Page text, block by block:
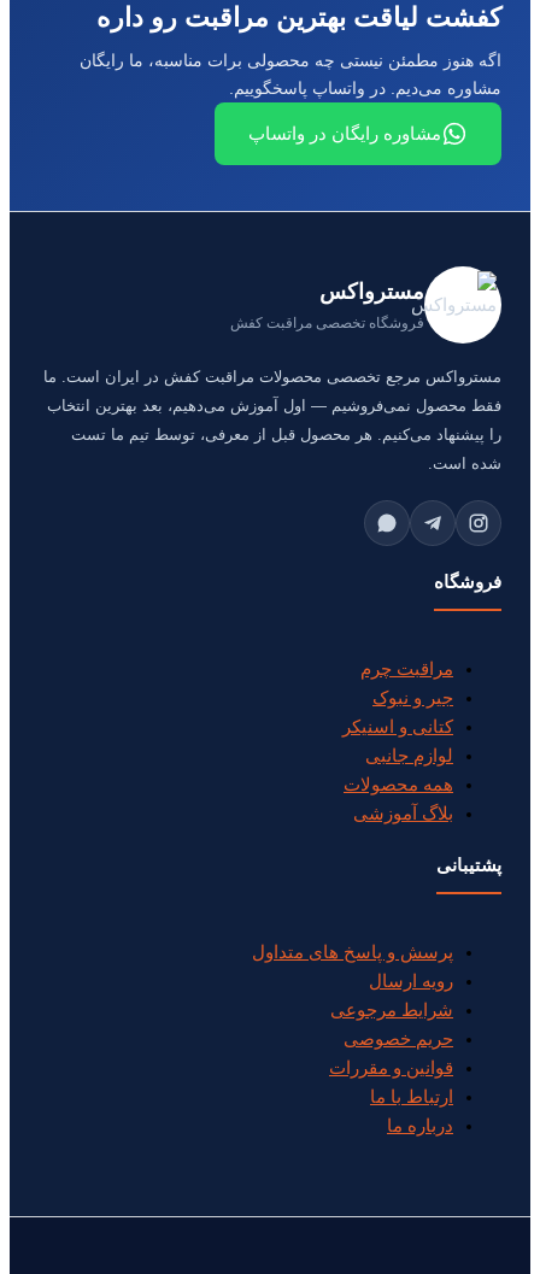
کفشت لیاقت بهترین مراقبت رو داره
اگه هنوز مطمئن نیستی چه محصولی برات مناسبه، ما رایگان
مشاوره می‌دیم. در واتساپ پاسخگوییم.
مشاوره رایگان در واتساپ
مسترواکس
فروشگاه تخصصی مراقبت کفش
مسترواکس مرجع تخصصی محصولات مراقبت کفش در ایران است. ما
فقط محصول نمی‌فروشیم — اول آموزش می‌دهیم، بعد بهترین انتخاب
را پیشنهاد می‌کنیم. هر محصول قبل از معرفی، توسط تیم ما تست
شده است.
فروشگاه
مراقبت چرم
جیر و نبوک
کتانی و اسنیکر
لوازم جانبی
همه محصولات
بلاگ آموزشی
پشتیبانی
پرسش و پاسخ های متداول
رویه ارسال
شرایط مرجوعی
حریم خصوصی
قوانین و مقررات
ارتباط با ما
درباره ما